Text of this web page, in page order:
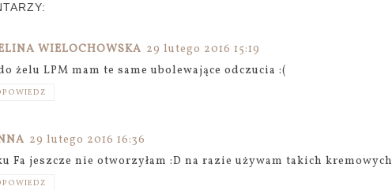
WIELOCHOWSKA 29 lutego 2016 15:19
żelu LPM mam te same ubolewające odczucia :(
29 lutego 2016 16:36
Fa jeszcze nie otworzyłam :D na razie używam takich kremowych